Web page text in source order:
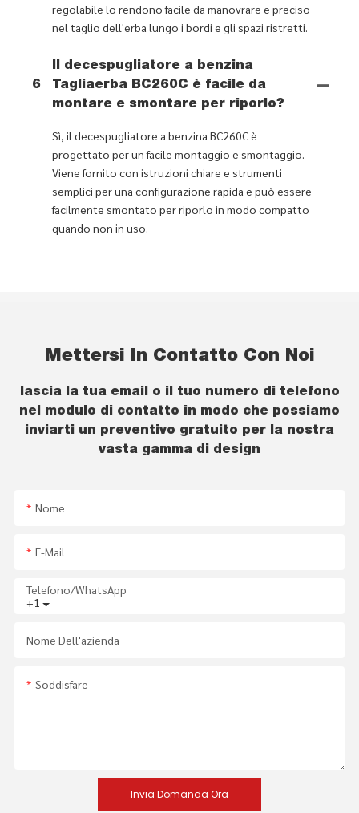
regolabile lo rendono facile da manovrare e preciso
nel taglio dell'erba lungo i bordi e gli spazi ristretti.
6
Il decespugliatore a benzina
Tagliaerba BC260C è facile da
montare e smontare per riporlo?
Sì, il decespugliatore a benzina BC260C è
progettato per un facile montaggio e smontaggio.
Viene fornito con istruzioni chiare e strumenti
semplici per una configurazione rapida e può essere
facilmente smontato per riporlo in modo compatto
quando non in uso.
Mettersi In Contatto Con Noi
lascia la tua email o il tuo numero di telefono
nel modulo di contatto in modo che possiamo
inviarti un preventivo gratuito per la nostra
vasta gamma di design
Nome
E-Mail
+1
Telefono/WhatsApp
Nome Dell'azienda
Soddisfare
Invia Domanda Ora